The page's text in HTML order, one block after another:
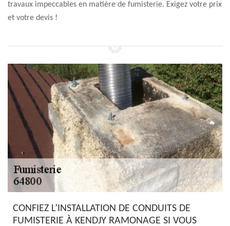
travaux impeccables en matière de fumisterie. Exigez votre prix
et votre devis !
CONFIEZ L’INSTALLATION DE CONDUITS DE
FUMISTERIE À KENDJY RAMONAGE SI VOUS